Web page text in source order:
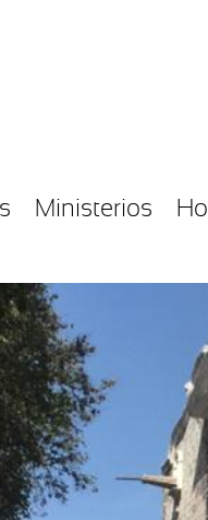
Ministerios